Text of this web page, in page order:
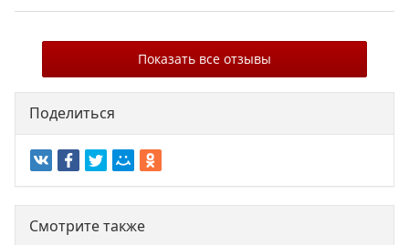
Показать все отзывы
Поделиться
Смотрите также